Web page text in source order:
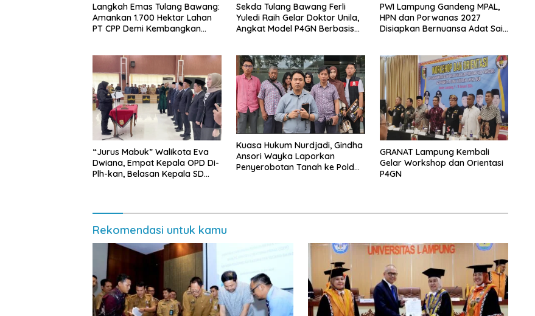
Langkah Emas Tulang Bawang:
Amankan 1.700 Hektar Lahan
PT CPP Demi Kembangkan
Sekda Tulang Bawang Ferli
Yuledi Raih Gelar Doktor Unila,
Angkat Model P4GN Berbasis
PWI Lampung Gandeng MPAL,
HPN dan Porwanas 2027
Disiapkan Bernuansa Adat Sai
“Jurus Mabuk” Walikota Eva
Dwiana, Empat Kepala OPD Di-
Plh-kan, Belasan Kepala SD
Kuasa Hukum Nurdjadi, Gindha
Ansori Wayka Laporkan
Penyerobotan Tanah ke Polda
GRANAT Lampung Kembali
Gelar Workshop dan Orientasi
P4GN
Rekomendasi untuk kamu